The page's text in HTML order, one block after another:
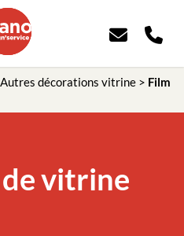
Autres décorations vitrine > Film
vitrine